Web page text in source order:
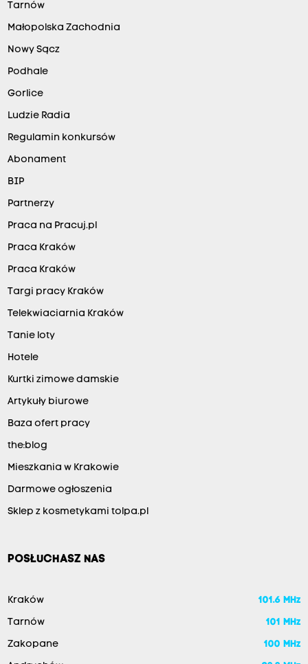
Tarnów
Małopolska Zachodnia
Nowy Sącz
Podhale
Gorlice
Ludzie Radia
Regulamin konkursów
Abonament
BIP
Partnerzy
Praca na Pracuj.pl
Praca Kraków
Praca Kraków
Targi pracy Kraków
Telekwiaciarnia Kraków
Tanie loty
Hotele
Kurtki zimowe damskie
Artykuły biurowe
Baza ofert pracy
the:blog
Mieszkania w Krakowie
Darmowe ogłoszenia
Sklep z kosmetykami tolpa.pl
POSŁUCHASZ NAS
Kraków 101.6 MHz
Tarnów 101 MHz
Zakopane 100 MHz